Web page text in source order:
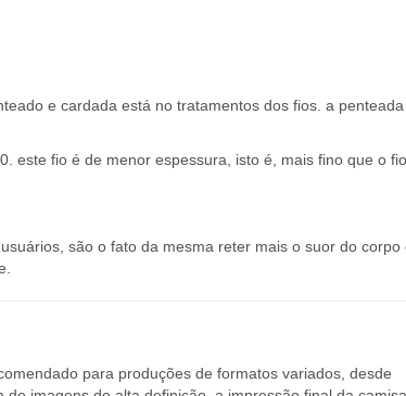
e cardada está no tratamentos dos fios. a penteada
fio é de menor espessura, isto é, mais fino que o fio
são o fato da mesma reter mais o suor do corpo e
para produções de formatos variados, desde